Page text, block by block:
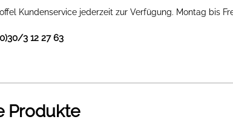
Kundenservice jederzeit zur Verfügung. Montag bis
3 12 27 63
Produkte